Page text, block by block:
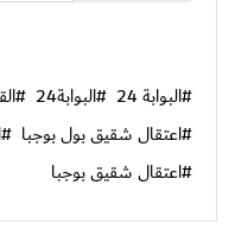
#البوابة 24 #البوابة24
#اعتقال شقيق بول بوجبا
#اعتقال شقيق بوجبا